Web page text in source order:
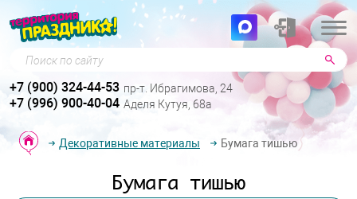
Поиск по сайту
+7 (900) 324-44-53 пр-т. Ибрагимова, 24
+7 (996) 900-40-04 Аделя Кутуя, 68а
Декоративные материалы Бумага тишью
Бумага тишью